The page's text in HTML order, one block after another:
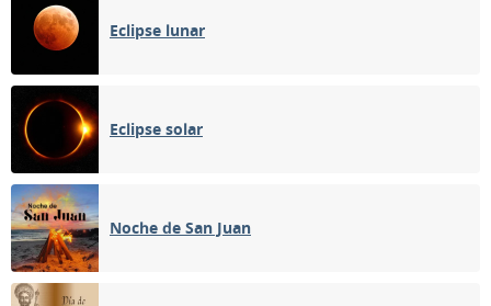
Eclipse lunar
Eclipse solar
Noche de San Juan